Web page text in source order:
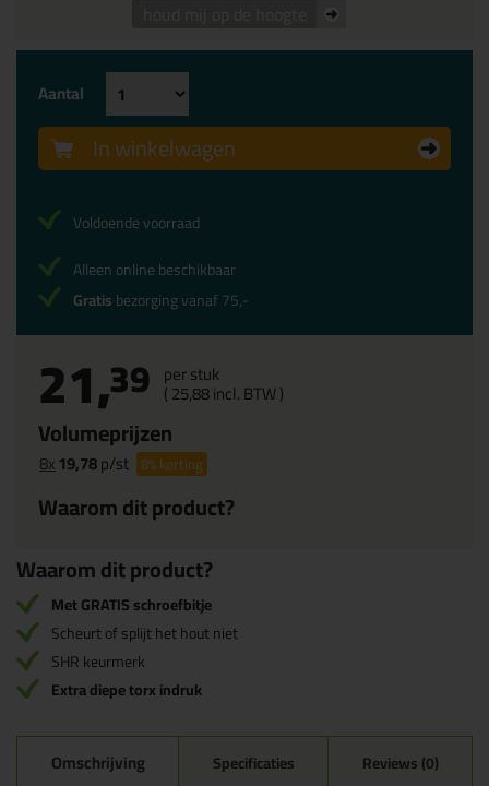
21,39 per stuk
(25,88incl. BTW )
Volumeprijzen
8x19,78p/st 8%korting
Waarom dit product?
Aantal
In winkelwagen
Voldoende voorraad
Alleen online beschikbaar
Gratisbezorging vanaf 75,-
Waarom dit product?
Met GRATIS schroefbitje
Scheurt of splijt het hout niet
SHR keurmerk
Extra diepe torx indruk
Omschrijving Specificaties Reviews (0)